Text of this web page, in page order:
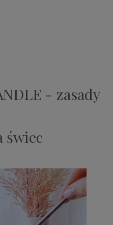
- zasady
świec